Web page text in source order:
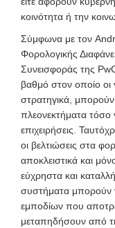
κοινότητα ή την
Σύμφωνα με τον
Φορολογικής
Συνεισφοράς της
βαθμό στον οποίο οι
στρατηγικά,
πλεονεκτήματα τόσο
επιχειρήσεις.
οι βελτιώσεις στα
αποκλειστικά και
εύχρηστα και
συστήματα μπορούν
εμποδίων που
μεταπηδήσουν από